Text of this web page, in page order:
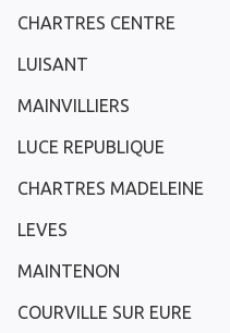
CHARTRES CENTRE
LUISANT
MAINVILLIERS
LUCE REPUBLIQUE
CHARTRES MADELEINE
LEVES
MAINTENON
COURVILLE SUR EURE